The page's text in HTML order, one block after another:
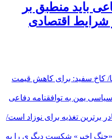
باید منطبق بر
شرایط اقتصادی
کاخ سفید: برای کاهش قیمت
یمن به توافقنامه دفاعی
برترین تغذیه برای نوزاد است/
اخیر» شکست دیگری را به